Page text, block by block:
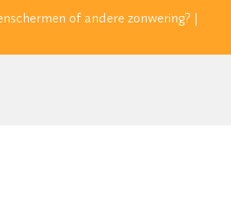
of andere zonwering? |